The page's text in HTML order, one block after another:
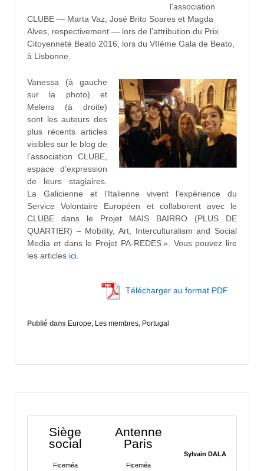
l’association
CLUBE — Marta Vaz, José Brito Soares et Magda
Alves, respectivement — lors de l’attribution du Prix
Citoyenneté Beato 2016, lors du VIIème Gala de Beato,
à Lisbonne.
Vanessa (à gauche
sur la photo) et
Melens (à droite)
sont les auteurs des
plus récents articles
visibles sur le blog de
l’association CLUBE,
espace d’expression
de leurs stagiaires.
La Galicienne et l’Italienne vivent l’expérience du
Service Volontaire Européen et collaborent avec le
CLUBE dans le Projet MAIS BAIRRO (PLUS DE
QUARTIER) – Mobility, Art, Interculturalism and Social
Media et dans le Projet PA-REDES ». Vous pouvez lire
les articles ici
Télécharger au format PDF
Publié dans Europe, Les membres, Portugal
Siège
social
Ficeméa
Antenne
Paris
Ficeméa
Sylvain DALA